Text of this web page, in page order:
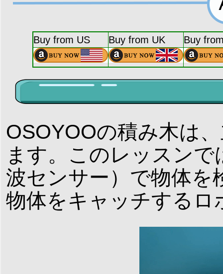
Buy from US Buy from UK Buy
OSOYOOの積み木は
ます。このレッスン
波センサー）で物体を
物体をキャッチする